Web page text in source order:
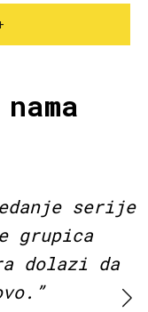
serije
grupica
dolazi da